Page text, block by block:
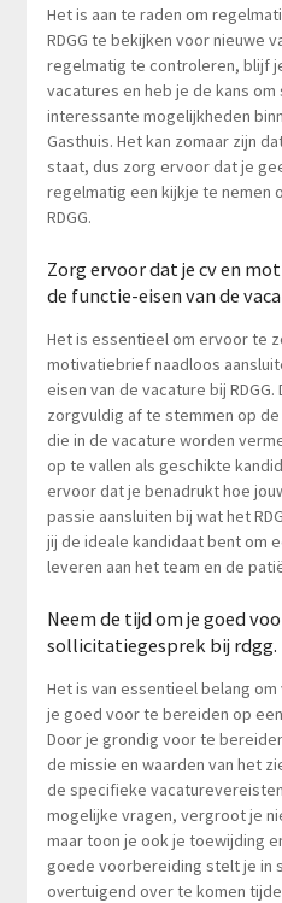
Het is aan te raden om
RDGG te bekijken voor nieuwe
regelmatig te controleren, blijf
vacatures en heb je de kans
interessante mogelijkheden
Gasthuis. Het kan zomaar zijn
staat, dus zorg ervoor dat je
regelmatig een kijkje te nemen
RDGG.
Zorg ervoor dat je cv en
de functie-eisen van de
Het is essentieel om ervoor te
motivatiebrief naadloos
eisen van de vacature bij
zorgvuldig af te stemmen op
die in de vacature worden
op te vallen als geschikte
ervoor dat je benadrukt hoe
passie aansluiten bij wat het
jij de ideale kandidaat bent om
leveren aan het team en de
Neem de tijd om je goed
sollicitatiegesprek bij rdgg.
Het is van essentieel belang
je goed voor te bereiden op
Door je grondig voor te
de missie en waarden van het
de specifieke
mogelijke vragen, vergroot je
maar toon je ook je toewijding
goede voorbereiding stelt je in
overtuigend over te komen